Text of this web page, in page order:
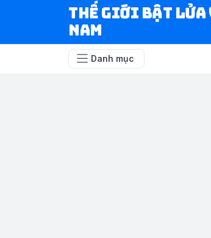
Thế Giới Bật
Nam
Danh mục